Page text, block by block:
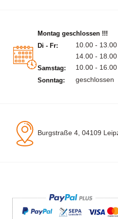
Montag geschlossen !!!
Di - Fr:
10.00 -
14.00 -
Samstag: 10.00 -
Sonntag: geschlossen
Burgstraße 4, 04109